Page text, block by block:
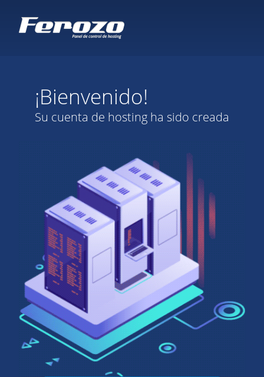
¡Bienvenido!
Su cuenta de hosting ha sido creada